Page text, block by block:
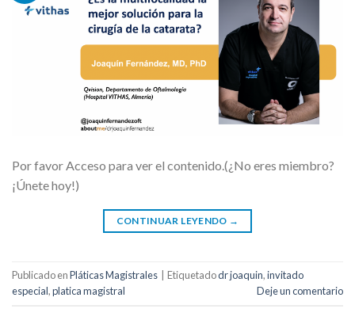
Por favor Acceso para ver el contenido.(¿No eres miembro?
¡Únete hoy!)
CONTINUAR LEYENDO →
Publicado enPláticas Magistrales Etiquetadodr joaquin,invitado
especial,platica magistral Deje un comentario